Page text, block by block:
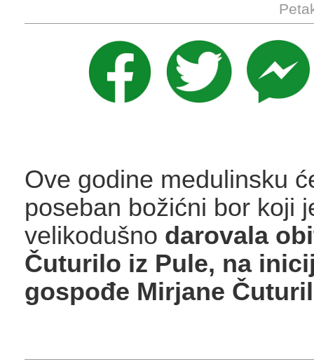
Ove godine medulinsku
poseban božićni bor koji
velikodušno darovala
Čuturilo iz Pule, na
gospođe Mirjane